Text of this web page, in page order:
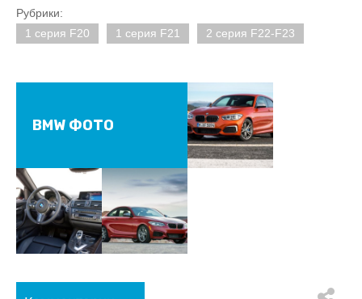
Рубрики:
1 серия F20
1 серия F21 2 серия F22-F23
BMW ФОТО